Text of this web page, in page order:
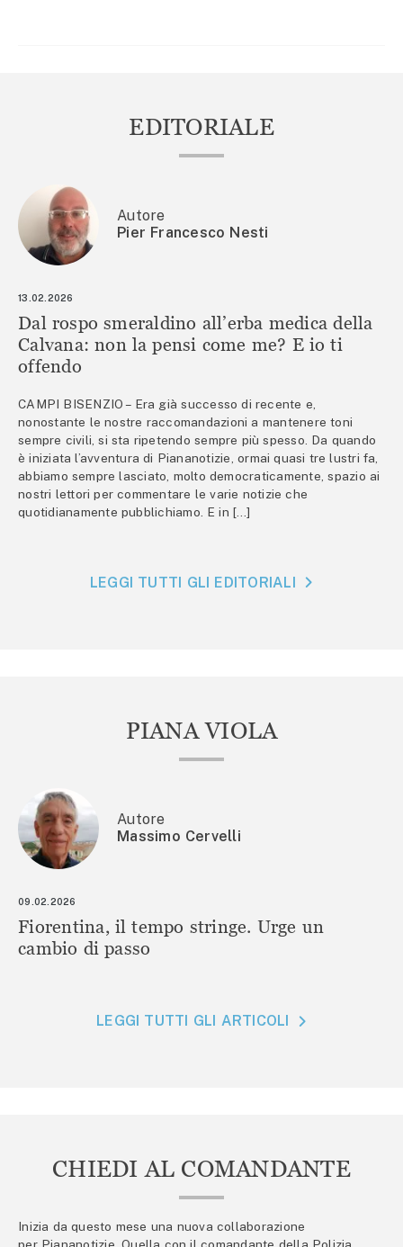
EDITORIALE
Autore
Pier Francesco Nesti
13.02.2026
Dal rospo smeraldino all’erba medica della
Calvana: non la pensi come me? E io ti
offendo
CAMPI BISENZIO – Era già successo di recente e,
nonostante le nostre raccomandazioni a mantenere toni
sempre civili, si sta ripetendo sempre più spesso. Da quando
è iniziata l’avventura di Piananotizie, ormai quasi tre lustri fa,
abbiamo sempre lasciato, molto democraticamente, spazio ai
nostri lettori per commentare le varie notizie che
quotidianamente pubblichiamo. E in […]
LEGGI TUTTI GLI EDITORIALI
PIANA VIOLA
Autore
Massimo Cervelli
09.02.2026
Fiorentina, il tempo stringe. Urge un
cambio di passo
LEGGI TUTTI GLI ARTICOLI
CHIEDI AL COMANDANTE
Inizia da questo mese una nuova collaborazione